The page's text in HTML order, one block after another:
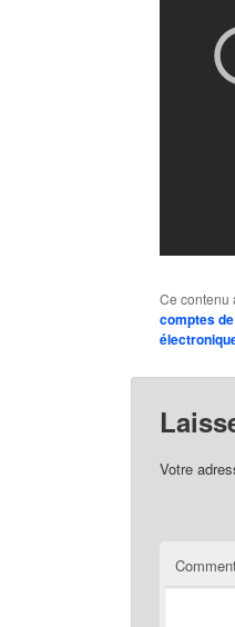
Ce contenu
comptes
Votre